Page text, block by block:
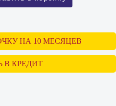
НА 10 МЕСЯЦЕВ
В КРЕДИТ